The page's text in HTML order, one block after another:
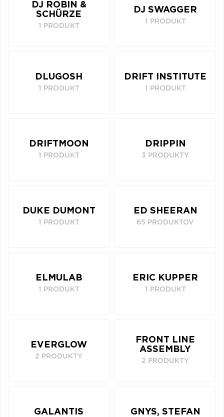
DJ ROBIN &
SCHÜRZE
1 PRODUKT
DJ SWAGGER
1 PRODUKT
DLUGOSH
1 PRODUKT
DRIFT INSTITUTE
1 PRODUKT
DRIFTMOON
1 PRODUKT
DRIPPIN
3 PRODUKTY
DUKE DUMONT
1 PRODUKT
ED SHEERAN
65 PRODUKTOV
ELMULAB
1 PRODUKT
ERIC KUPPER
1 PRODUKT
EVERGLOW
2 PRODUKTY
FRONT LINE
ASSEMBLY
2 PRODUKTY
GALANTIS GNYS, STEFAN